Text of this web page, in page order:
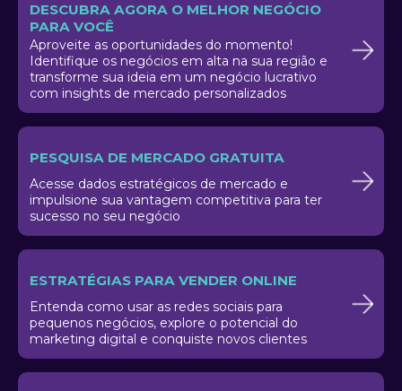
DESCUBRA AGORA O MELHOR NEGÓCIO
PARA VOCÊ
Aproveite as oportunidades do momento!
Identifique os negócios em alta na sua região e
transforme sua ideia em um negócio lucrativo
com insights de mercado personalizados
PESQUISA DE MERCADO GRATUITA
Acesse dados estratégicos de mercado e
impulsione sua vantagem competitiva para ter
sucesso no seu negócio
ESTRATÉGIAS PARA VENDER ONLINE
Entenda como usar as redes sociais para
pequenos negócios, explore o potencial do
marketing digital e conquiste novos clientes